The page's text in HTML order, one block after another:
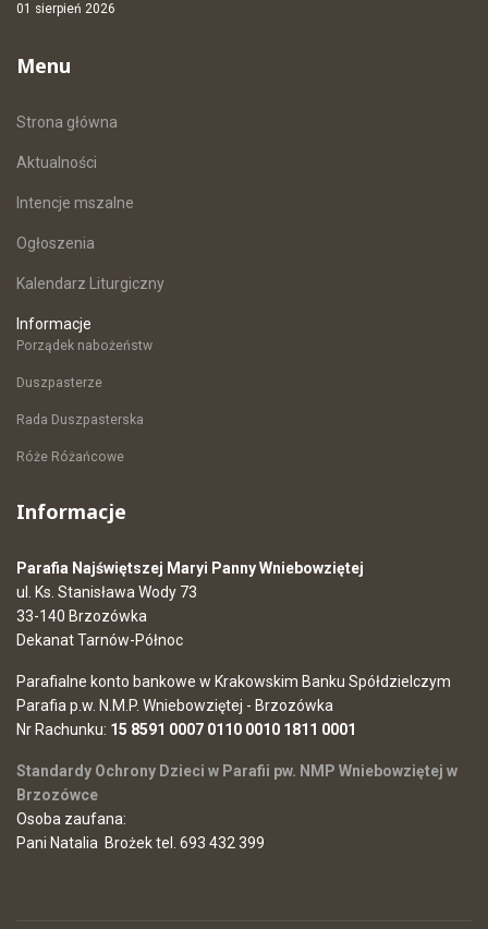
01 sierpień 2026
Menu
Strona główna
Aktualności
Intencje mszalne
Ogłoszenia
Kalendarz Liturgiczny
Informacje
Porządek nabożeństw
Duszpasterze
Rada Duszpasterska
Róże Różańcowe
Informacje
Parafia Najświętszej Maryi Panny Wniebowziętej
ul. Ks. Stanisława Wody 73
33-140 Brzozówka
Dekanat Tarnów-Północ
Parafialne konto bankowe w Krakowskim Banku Spółdzielczym
Parafia p.w. N.M.P. Wniebowziętej - Brzozówka
Nr Rachunku: 15 8591 0007 0110 0010 1811 0001
Standardy Ochrony Dzieci w Parafii pw. NMP Wniebowziętej w
Brzozówce
Osoba zaufana:
Pani Natalia Brożek tel. 693 432 399